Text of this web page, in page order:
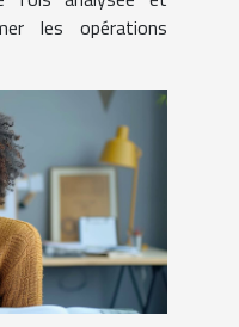
les opérations